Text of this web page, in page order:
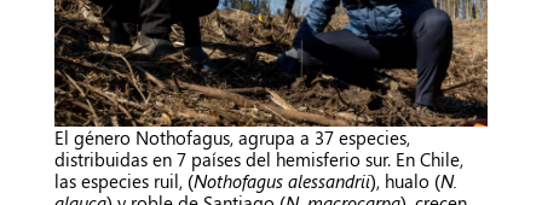
El género Nothofagus, agrupa a 37 especies,
distribuidas en 7 países del hemisferio sur. En Chile,
las especies ruil, (Nothofagus alessandrii), hualo (N.